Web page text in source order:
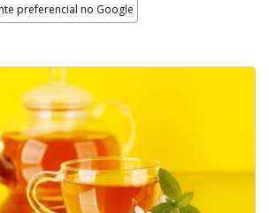
preferencial no Google